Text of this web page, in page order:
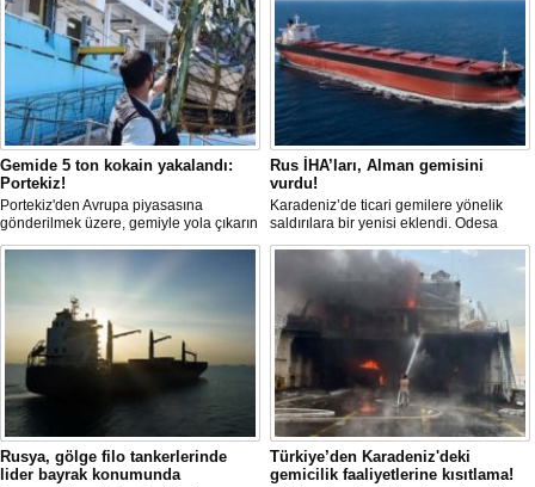
Gemide 5 ton kokain yakalandı:
Portekiz!
Portekiz'den Avrupa piyasasına
gönderilmek üzere, gemiyle yola çıkarın
5 ton kokain, Portekiz polisi ile Portekiz
operasyonuyla durduruldu. Operasyon
kapsamında, gemideki iki yabancı
uyruklu kişi bir gemi mürettebatı
gözaltına alındı.
Rus İHA’ları, Alman gemisini
vurdu!
Karadeniz’de ticari gemilere yönelik
saldırılara bir yenisi eklendi. Odesa
açıklarında birden fazla İHA’nın hedef
aldığı Alman işletmesindeki Emil
gemisinde yangın çıktı; teknik sistemler
durunca mürettebat tahliye edildi.
Rusya, gölge filo tankerlerinde
lider bayrak konumunda
Türkiye’den Karadeniz'deki
gemicilik faaliyetlerine kısıtlama!